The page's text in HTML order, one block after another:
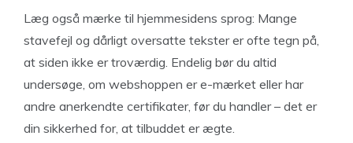
Læg også mærke til hjemmesidens sprog: Mange
stavefejl og dårligt oversatte tekster er ofte tegn på,
at siden ikke er troværdig. Endelig bør du altid
undersøge, om webshoppen er e-mærket eller har
andre anerkendte certifikater, før du handler – det er
din sikkerhed for, at tilbuddet er ægte.